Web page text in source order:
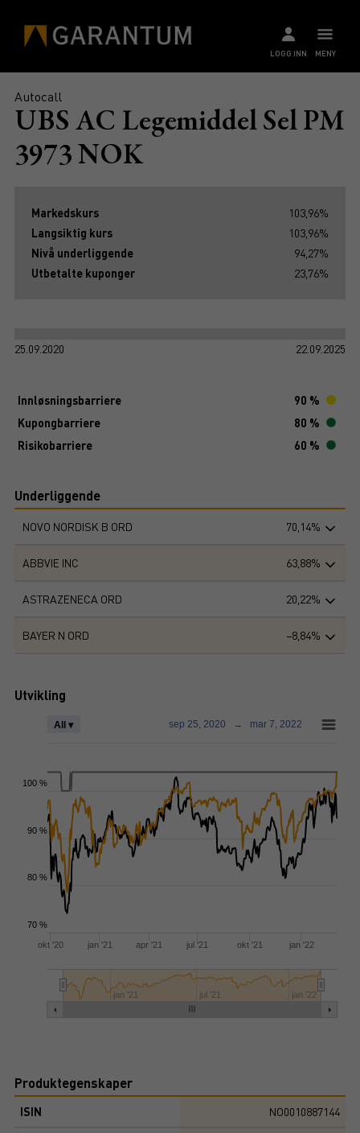
MENY
LOGG INN
Autocall
UBS AC Legemiddel Sel PM
3973 NOK
Markedskurs
103,96%
Langsiktig kurs
103,96%
Nivå underliggende
94,27%
Utbetalte kuponger
23,76%
25.09.2020 22.09.2025
Innløsningsbarriere
90 %
Kupongbarriere
80 %
Risikobarriere
60 %
Underliggende
NOVO NORDISK B ORD 70,14%
ABBVIE INC 63,88%
ASTRAZENECA ORD 20,22%
BAYER N ORD −8,84%
Utvikling
okt '20 jan '21 apr '21 jul '21 okt '21 jan '22
jan '21 jul '21 jan '22
All ▾ sep 25, 2020 → mar 7, 2022
70 %
80 %
90 %
100 %
Produktegenskaper
ISIN NO0010887144